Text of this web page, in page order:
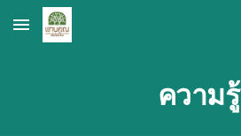
Skip to main content
ความรู้